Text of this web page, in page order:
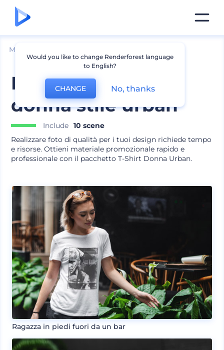
Mockup
Mockup T-shirt
donna stile urban
Include 10 scene
Realizzare foto di qualità per i tuoi design richiede tempo
e risorse. Ottieni materiale promozionale rapido e
professionale con il pacchetto T-Shirt Donna Urban.
Ragazza in piedi fuori da un bar
Would you like to change Renderforest language
to English?
CHANGE No, thanks